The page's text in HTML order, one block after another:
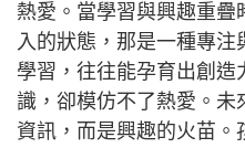
熱愛。當學習與興趣重疊
入的狀態，那是一種專
學習，往往能孕育出創造
識，卻模仿不了熱愛。未
資訊，而是興趣的火苗。